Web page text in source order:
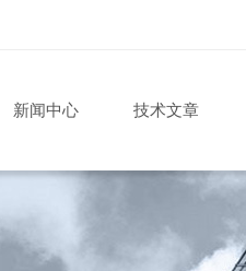
新闻中心 技术文章